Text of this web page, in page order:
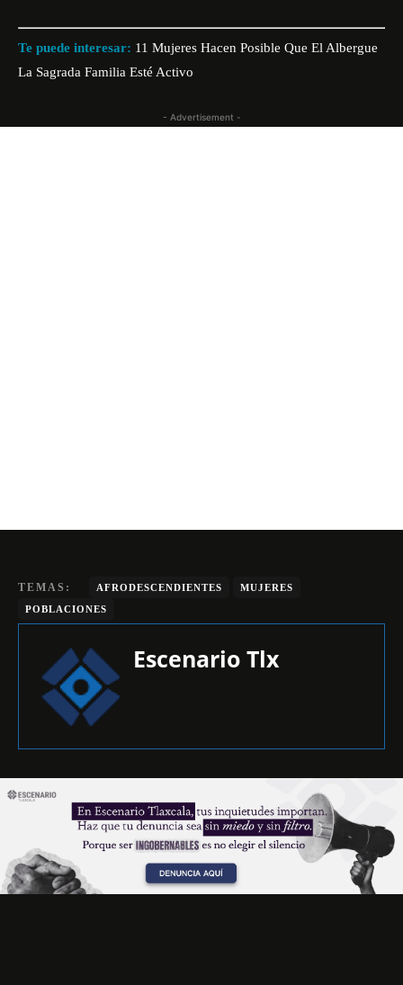
Te puede interesar: 11 Mujeres Hacen Posible Que El Albergue
La Sagrada Familia Esté Activo
- Advertisement -
TEMAS: AFRODESCENDIENTES
MUJERES
POBLACIONES
Escenario Tlx